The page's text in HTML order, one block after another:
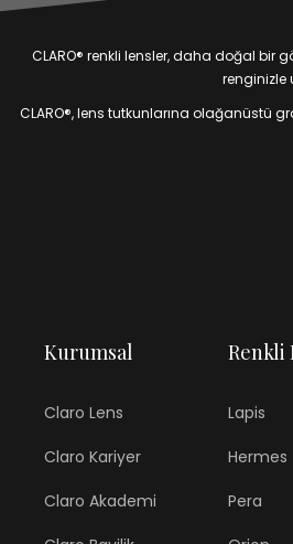
CLARO® renkli lensler, daha doğal bir
renginizle
CLARO®, lens tutkunlarına olağanüstü
Kurumsal
Claro Lens
Claro Kariyer
Claro Akademi
Renkli
Lapis
Hermes
Pera